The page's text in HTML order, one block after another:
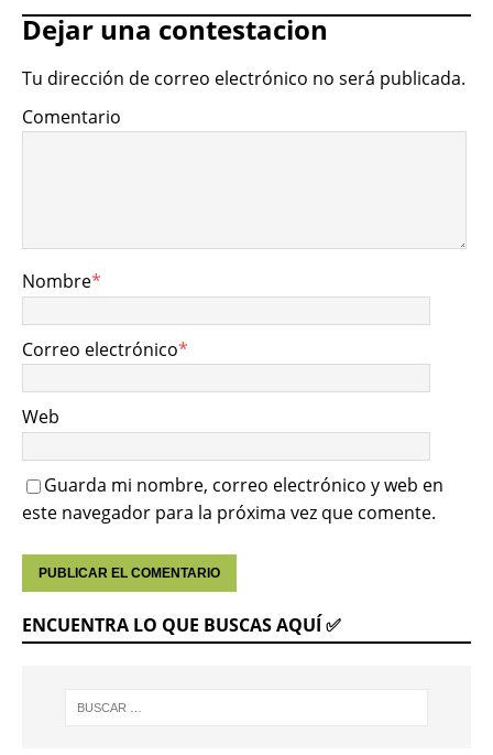
Dejar una contestacion
Tu dirección de correo electrónico no será publicada.
Comentario
Nombre*
Correo electrónico*
Web
Guarda mi nombre, correo electrónico y web en
este navegador para la próxima vez que comente.
ENCUENTRA LO QUE BUSCAS AQUÍ ✅